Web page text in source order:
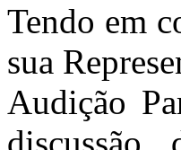
Tendo em
sua
Audição